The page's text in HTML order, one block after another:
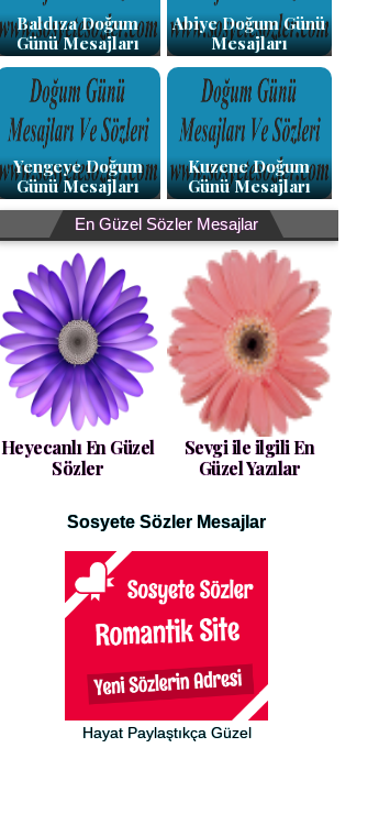
Baldıza Doğum
Günü Mesajları
Abiye Doğum Günü
Mesajları
Yengeye Doğum
Günü Mesajları
Kuzene Doğum
Günü Mesajları
En Güzel Sözler Mesajlar
Heyecanlı En Güzel
Sözler
Sevgi ile ilgili En
Güzel Yazılar
Sosyete Sözler Mesajlar
Hayat Paylaştıkça Güzel